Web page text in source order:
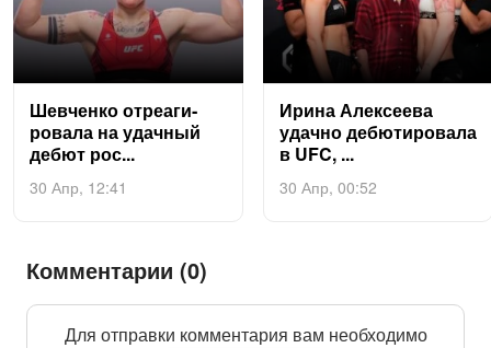
Шев­ченко от­ре­аги­
рова­ла на удач­ный
де­бют рос...
30 Апр, 12:41
Ири­на Алек­се­ева
удач­но де­бюти­рова­ла
в UFC, ...
30 Апр, 00:52
Комментарии (0)
Для отправки комментария вам необходимо